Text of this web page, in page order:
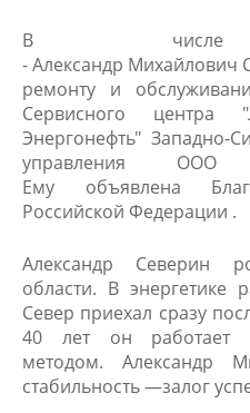
В числе
- Александр Михайлович
ремонту и
Сервисного центра
Энергонефть" Западно-
управления ООО
Ему объявлена
Российской Федерации ​.
Александр Северин
области. В энергетике
Север приехал сразу
40 лет он работает
методом. Александр
стабильность —залог